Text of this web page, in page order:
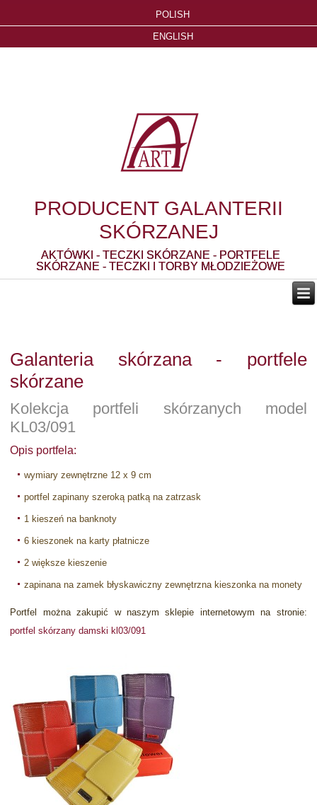
POLISH
ENGLISH
PRODUCENT GALANTERII
SKÓRZANEJ
AKTÓWKI - TECZKI SKÓRZANE - PORTFELE
SKÓRZANE - TECZKI I TORBY MŁODZIEŻOWE
Galanteria skórzana - portfele
skórzane
Kolekcja portfeli skórzanych model
KL03/091
Opis portfela:
wymiary zewnętrzne 12 x 9 cm
portfel zapinany szeroką patką na zatrzask
1 kieszeń na banknoty
6 kieszonek na karty płatnicze
2 większe kieszenie
zapinana na zamek błyskawiczny zewnętrzna kieszonka na monety
Portfel można zakupić w naszym sklepie internetowym na stronie:
portfel skórzany damski kl03/091